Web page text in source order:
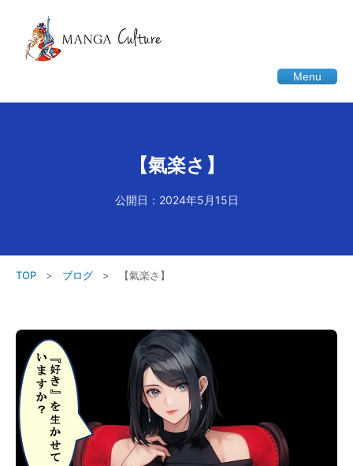
Menu
【氣楽さ】
公開日：2024年5月15日
TOP > ブログ > 【氣楽さ】